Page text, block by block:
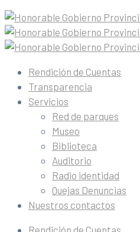
Rendición de Cuentas
Transparencia
Servicios
Red de parques
Museo
Biblioteca
Auditorio
Radio identidad
Quejas Denuncias
Nuestros contactos
Rendición de Cuentas